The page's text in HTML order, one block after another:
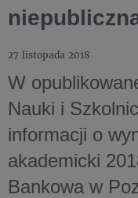
27 listopada 2018
W
Nauki i
informacji o
akademicki
Bankowa w